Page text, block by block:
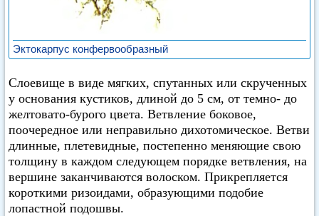
Эктокарпус конфервообразный
Слоевище в виде мягких, спутанных или скрученных
у основания кустиков, длиной до 5 см, от темно- до
желтовато-бурого цвета. Ветвление боковое,
поочередное или неправильно дихотомическое. Ветви
длинные, плетевидные, постепенно меняющие свою
толщину в каждом следующем порядке ветвления, на
вершине заканчиваются волоском. Прикрепляется
короткими ризоидами, образующими подобие
лопастной подошвы.